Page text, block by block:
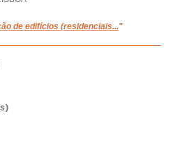
de edifícios (residenciais..."